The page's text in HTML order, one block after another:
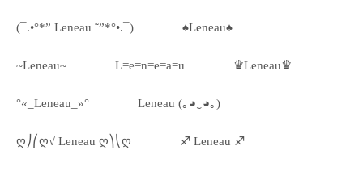
(¯.•°*” Leneau ˜”*°•.¯) ♠Leneau♠
~Leneau~ L=e=n=e=a=u ♛Leneau♛
°«_Leneau_»° Leneau (｡◕‿◕｡)
ღ⎠⎛ღ√ Leneau ღ⎞⎝ღ ♐ Leneau ♐